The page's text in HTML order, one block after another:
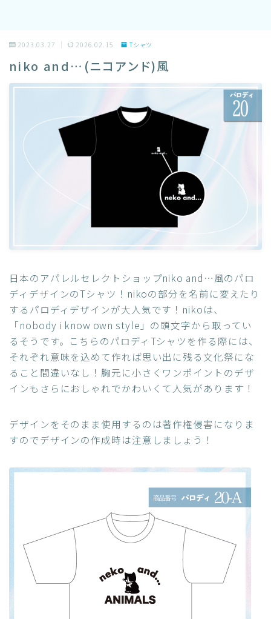
2023.03.27 2026.02.15 Tシャツ
niko and…(ニコアンド)風
日本のアパレルセレクトショップniko and…風のパロ
ディデザインのTシャツ！nikoの部分を名前に変えたり
するパロディデザインが大人気です！nikoは、
「nobody i know own style」の頭文字から取ってい
るそうです。こちらのパロディTシャツを作る際には、
それぞれ意味を込めて作れば思い出に残る文化祭にな
ること間違いなし！胸元に小さくワンポイントのデザ
インもさらにおしゃれでかわいくて人気があります！
デザインをそのまま使用するのは著作権侵害になりま
すのでデザインの作成時は注意しましょう！